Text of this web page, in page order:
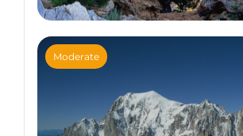
Hiking Trips
The Supramonte of Sardinia
Moderate